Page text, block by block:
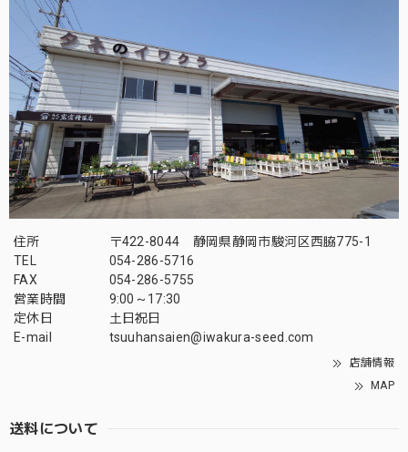
住所
〒422-8044 静岡県静岡市駿河区西脇775-1
TEL
054-286-5716
FAX
054-286-5755
営業時間
9:00～17:30
定休日
土日祝日
E-mail
tsuuhansaien@iwakura-seed.com
店舗情報
MAP
送料について